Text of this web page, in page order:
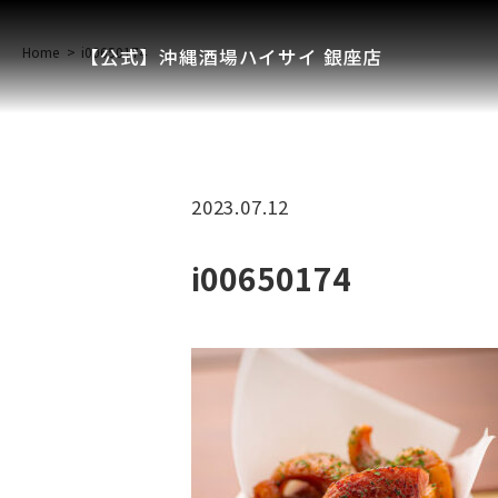
【公式】沖縄酒場ハイサイ 銀座店
Home i00650174
2023.07.12
i00650174